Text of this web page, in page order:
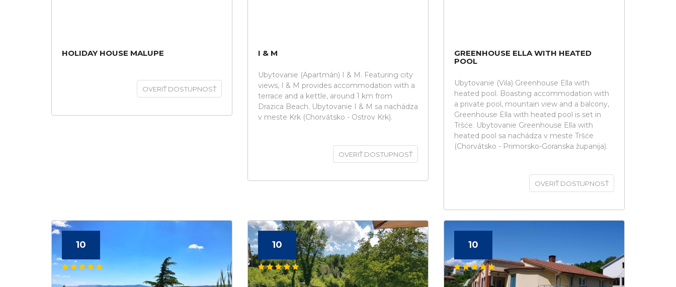
HOLIDAY HOUSE MALUPE
OVERIŤ DOSTUPNOSŤ
I & M
Ubytovanie (Apartmán) I & M. Featuring city
views, I & M provides accommodation with a
terrace and a kettle, around 1 km from
Drazica Beach. Ubytovanie I & M sa nachádza
v meste Krk (Chorvátsko - Ostrov Krk).
OVERIŤ DOSTUPNOSŤ
GREENHOUSE ELLA WITH HEATED
POOL
Ubytovanie (Vila) Greenhouse Ella with
heated pool. Boasting accommodation with
a private pool, mountain view and a balcony,
Greenhouse Ella with heated pool is set in
Tršće. Ubytovanie Greenhouse Ella with
heated pool sa nachádza v meste Tršće
(Chorvátsko - Primorsko-Goranska županija).
OVERIŤ DOSTUPNOSŤ
10 10 10